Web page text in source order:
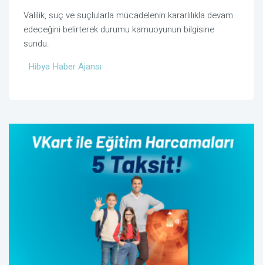
Valilik, suç ve suçlularla mücadelenin kararlılıkla devam
edeceğini belirterek durumu kamuoyunun bilgisine
sundu.
Hibya Haber Ajansı